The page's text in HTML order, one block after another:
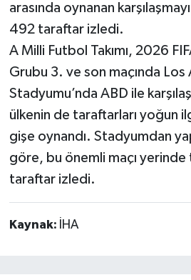
arasında oynanan
492 taraftar izledi.
A Milli Futbol Takımı, 2026
Grubu 3. ve son maçında Los
Stadyumu’nda ABD ile
ülkenin de taraftarları yoğun
gişe oynandı. Stadyumdan
göre, bu önemli maçı
taraftar izledi.
Kaynak: İHA